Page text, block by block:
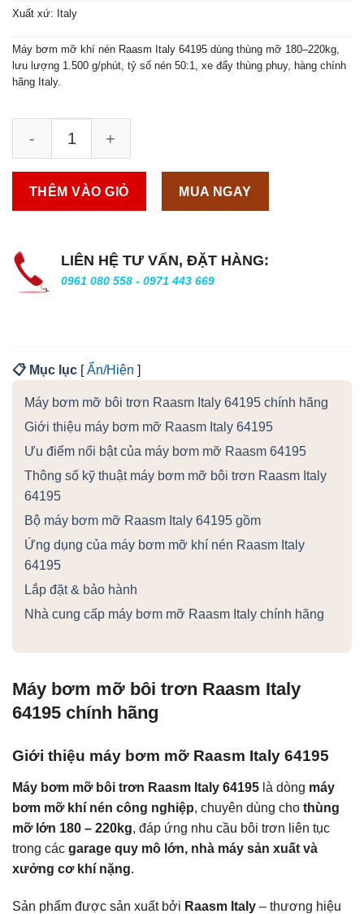
Xuất xứ: Italy
Máy bơm mỡ khí nén Raasm Italy 64195 dùng thùng mỡ 180–220kg,
lưu lượng 1.500 g/phút, tỷ số nén 50:1, xe đẩy thùng phuy, hàng chính
hãng Italy.
THÊM VÀO GIỎ MUA NGAY
LIÊN HỆ TƯ VẤN, ĐẶT HÀNG:
0961 080 558 - 0971 443 669
📋 Mục lục [Ẩn/Hiện ]
Máy bơm mỡ bôi trơn Raasm Italy 64195 chính hãng
Giới thiệu máy bơm mỡ Raasm Italy 64195
Ưu điểm nổi bật của máy bơm mỡ Raasm 64195
Thông số kỹ thuật máy bơm mỡ bôi trơn Raasm Italy
64195
Bộ máy bơm mỡ Raasm Italy 64195 gồm
Ứng dụng của máy bơm mỡ khí nén Raasm Italy
64195
Lắp đặt & bảo hành
Nhà cung cấp máy bơm mỡ Raasm Italy chính hãng
Máy bơm mỡ bôi trơn Raasm Italy
64195 chính hãng
Giới thiệu máy bơm mỡ Raasm Italy 64195
Máy bơm mỡ bôi trơn Raasm Italy 64195 là dòng máy
bơm mỡ khí nén công nghiệp, chuyên dùng cho thùng
mỡ lớn 180 – 220kg, đáp ứng nhu cầu bôi trơn liên tục
trong các garage quy mô lớn, nhà máy sản xuất và
xưởng cơ khí nặng.
Sản phẩm được sản xuất bởi Raasm Italy – thương hiệu